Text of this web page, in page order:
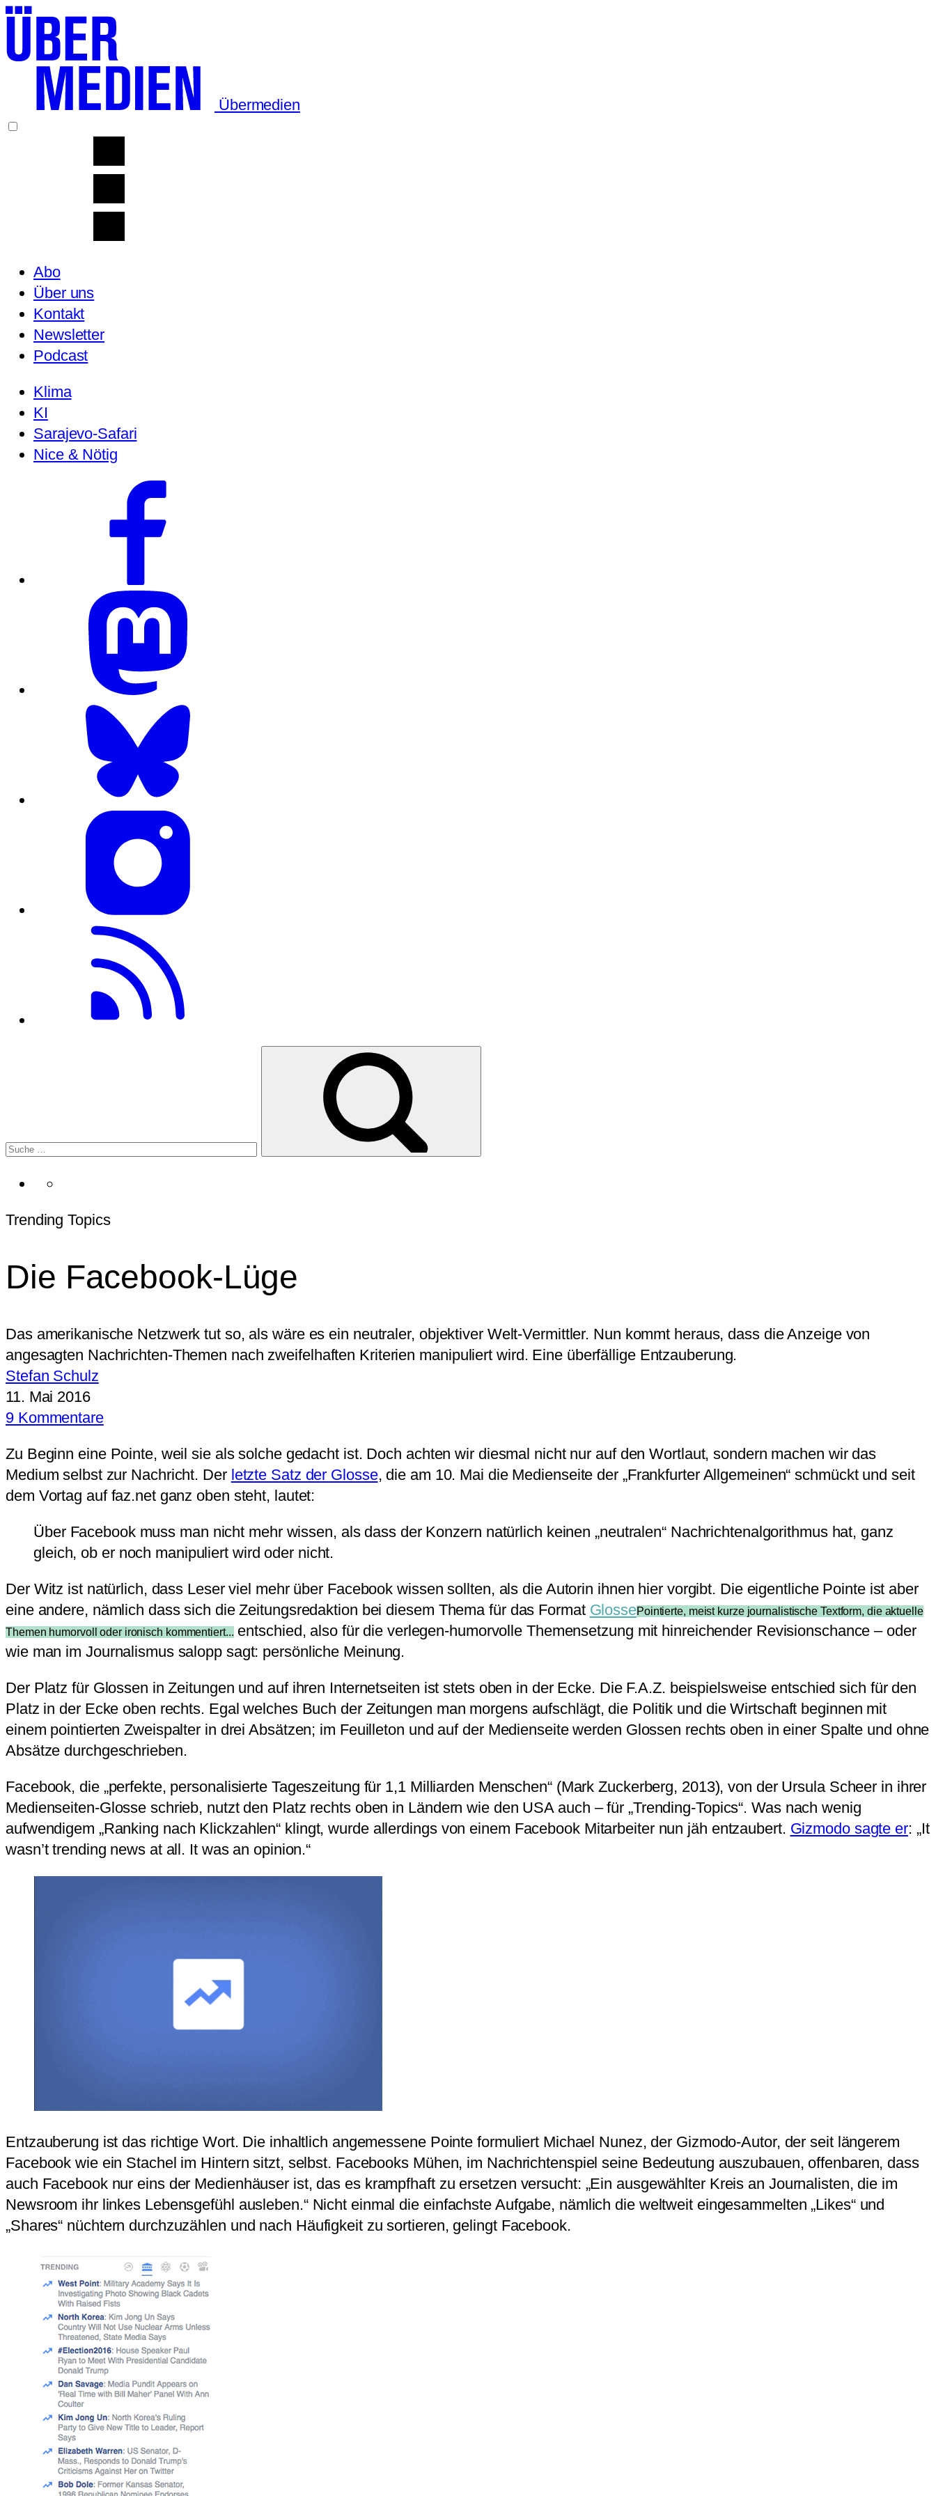
Übermedien
Abo
Über uns
Kontakt
Newsletter
Podcast
Klima
KI
Sarajevo-Safari
Nice & Nötig
Trending Topics
Die Facebook-Lüge
Das amerikanische Netzwerk tut so, als wäre es ein neutraler, objektiver Welt-Vermittler. Nun kommt heraus, dass die Anzeige von
angesagten Nachrichten-Themen nach zweifelhaften Kriterien manipuliert wird. Eine überfällige Entzauberung.
Stefan Schulz
11. Mai 2016
9 Kommentare
Zu Beginn eine Pointe, weil sie als solche gedacht ist. Doch achten wir diesmal nicht nur auf den Wortlaut, sondern machen wir das
Medium selbst zur Nachricht. Der letzte Satz der Glosse, die am 10. Mai die Medienseite der „Frankfurter Allgemeinen“ schmückt und seit
dem Vortag auf faz.net ganz oben steht, lautet:
Über Facebook muss man nicht mehr wissen, als dass der Konzern natürlich keinen „neutralen“ Nachrichtenalgorithmus hat, ganz
gleich, ob er noch manipuliert wird oder nicht.
Der Witz ist natürlich, dass Leser viel mehr über Facebook wissen sollten, als die Autorin ihnen hier vorgibt. Die eigentliche Pointe ist aber
eine andere, nämlich dass sich die Zeitungsredaktion bei diesem Thema für das Format GlossePointierte, meist kurze journalistische Textform, die aktuelle
Themen humorvoll oder ironisch kommentiert...entschied, also für die verlegen-humorvolle Themensetzung mit hinreichender Revisionschance – oder
wie man im Journalismus salopp sagt: persönliche Meinung.
Der Platz für Glossen in Zeitungen und auf ihren Internetseiten ist stets oben in der Ecke. Die F.A.Z. beispielsweise entschied sich für den
Platz in der Ecke oben rechts. Egal welches Buch der Zeitungen man morgens aufschlägt, die Politik und die Wirtschaft beginnen mit
einem pointierten Zweispalter in drei Absätzen; im Feuilleton und auf der Medienseite werden Glossen rechts oben in einer Spalte und ohne
Absätze durchgeschrieben.
Facebook, die „perfekte, personalisierte Tageszeitung für 1,1 Milliarden Menschen“ (Mark Zuckerberg, 2013), von der Ursula Scheer in ihrer
Medienseiten-Glosse schrieb, nutzt den Platz rechts oben in Ländern wie den USA auch – für „Trending-Topics“. Was nach wenig
aufwendigem „Ranking nach Klickzahlen“ klingt, wurde allerdings von einem Facebook Mitarbeiter nun jäh entzaubert. Gizmodo sagte er: „It
wasn’t trending news at all. It was an opinion.“
Entzauberung ist das richtige Wort. Die inhaltlich angemessene Pointe formuliert Michael Nunez, der Gizmodo-Autor, der seit längerem
Facebook wie ein Stachel im Hintern sitzt, selbst. Facebooks Mühen, im Nachrichtenspiel seine Bedeutung auszubauen, offenbaren, dass
auch Facebook nur eins der Medienhäuser ist, das es krampfhaft zu ersetzen versucht: „Ein ausgewählter Kreis an Journalisten, die im
Newsroom ihr linkes Lebensgefühl ausleben.“ Nicht einmal die einfachste Aufgabe, nämlich die weltweit eingesammelten „Likes“ und
„Shares“ nüchtern durchzuzählen und nach Häufigkeit zu sortieren, gelingt Facebook.